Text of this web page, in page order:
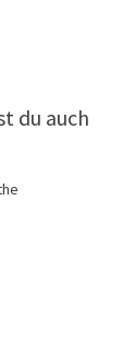
du auch